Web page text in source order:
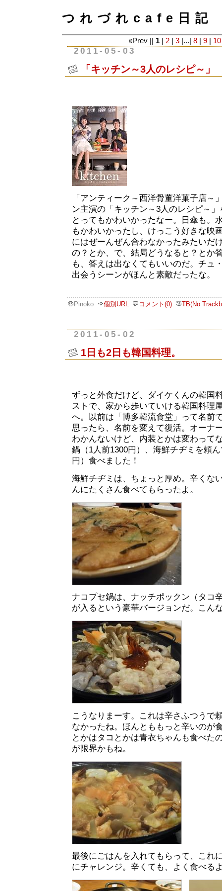
つれづれcafe日記
«Prev || 1 2 3 |...| 8 9 10
2011-05-03
「キッチン～3人のレシピ～」
「アンティーク～西洋骨董洋菓子店～
ン主演の「キッチン～3人のレシピ～
とってもかわいかったなー。日傘も。
もかわいかったし、けっこう好きな映
にはぜーんぜん合わなかったみたいだ
の？とか、で、結局どうなると？とか
も、答えは出なくてもいいのだ。チュ
出会うシーンがほんと素敵だったな。
Pinoko 個別URL コメント(0) TB(No
2011-05-02
1日も2日も韓国料理。
ずっと外食だけど、ダイケくんの韓国
ストで、家から歩いていける韓国料理
へ。以前は「博多韓流食堂」って名前
思ったら、名前を変えて復活。オーナ
わかんないけど、内装とかは変わって
鍋（1人前1300円）、海鮮チヂミを頼
円）食べました！
海鮮チヂミは、ちょっと厚め。辛くな
んにたくさん食べてもらったよ。
ナコプセ鍋は、ナッチポックン（タコ
が入るという豪華バージョンだ。こん
こうなりまーす。これは辛さふつうで
なかったね。ほんとももっと辛いのが
とかはタコとかは青衣ちゃんも食べた
が限界かもね。
最後にごはんを入れてもらって、これ
にチャレンジ。辛くても、よく食べる